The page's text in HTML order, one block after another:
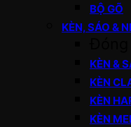
BỘ GÕ
KÈN, SÁO &
KÈN &
KÈN
KÈN
KÈN